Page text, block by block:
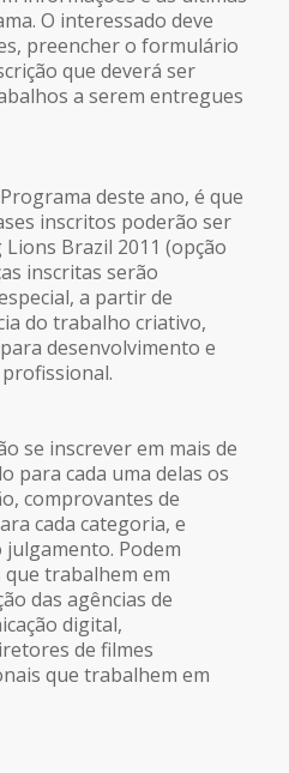
O interessado deve
preencher o formulário
que deverá ser
a serem entregues
deste ano, é que
inscritos poderão ser
Brazil 2011 (opção
inscritas serão
a partir de
do trabalho criativo,
desenvolvimento e
se inscrever em mais de
para cada uma delas os
comprovantes de
cada categoria, e
Podem
trabalhem em
das agências de
digital,
de filmes
que trabalhem em